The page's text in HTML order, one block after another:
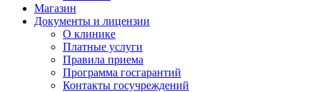
Магазин
Документы и лицензии
О клинике
Платные услуги
Правила приема
Программа госгарантий
Контакты госучреждений